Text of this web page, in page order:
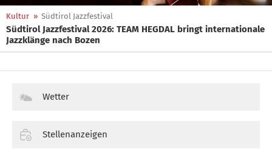
Kultur » Südtirol Jazzfestival
Südtirol Jazzfestival 2026: TEAM HEGDAL bringt internationale
Jazzklänge nach Bozen
Wetter
Stellenanzeigen